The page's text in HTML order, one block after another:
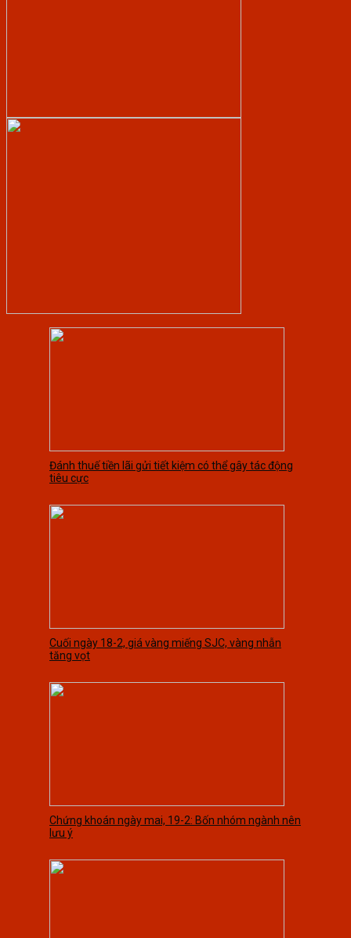
Đánh thuế tiền lãi gửi tiết kiệm có thể gây tác động
tiêu cực
Cuối ngày 18-2, giá vàng miếng SJC, vàng nhẫn
tăng vọt
Chứng khoán ngày mai, 19-2: Bốn nhóm ngành nên
lưu ý